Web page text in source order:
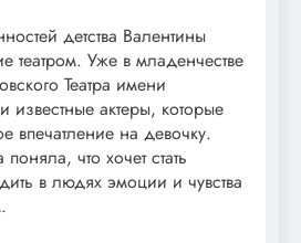
детства Валентины
театром. Уже в младенчестве
Театра имени
известные актеры, которые
впечатление на девочку.
что хочет стать
в людях эмоции и чувства